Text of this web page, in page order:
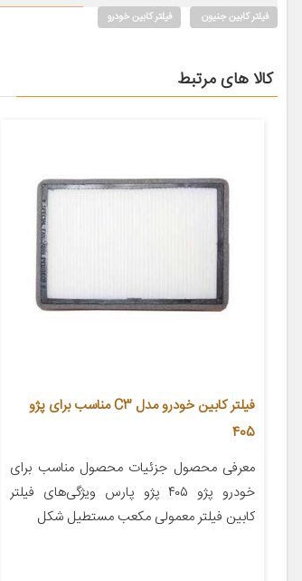
فیلتر کابین جنیون فیلتر کابین خودرو
کالا های مرتبط
فیلتر کابین خودرو مدل C3 مناسب برای پژو
405
معرفی محصول جزئیات محصول مناسب برای
خودرو پژو ۴۰۵ پژو پارس ویژگی‌های فیلتر
کابین فیلتر معمولی مکعب مستطیل شکل